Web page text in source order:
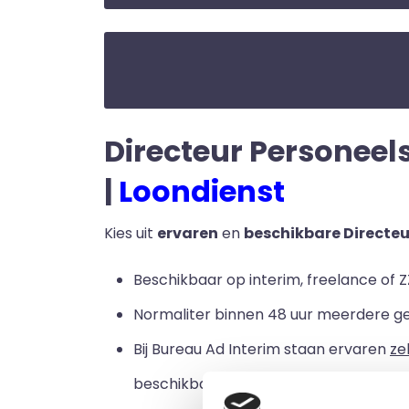
Directeur
| Loondienst
Kies uit ervaren en beschikbare
Beschikbaar op interim, freelance of
Normaliter binnen 48 uur meerdere
Bij Bureau Ad Interim staan ervaren
beschikbaar zijn voor een